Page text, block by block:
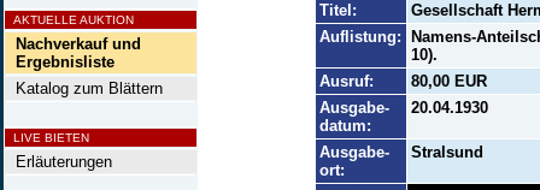
AKTUELLE AUKTION
Nachverkauf und
Ergebnisliste
Katalog zum Blättern
LIVE BIETEN
Erläuterungen
Titel:
Gesellschaft
Auflistung:
Namens-
10).
Ausruf:
80,00 EUR
Ausgabe-
datum:
20.04.1930
Ausgabe-
ort:
Stralsund